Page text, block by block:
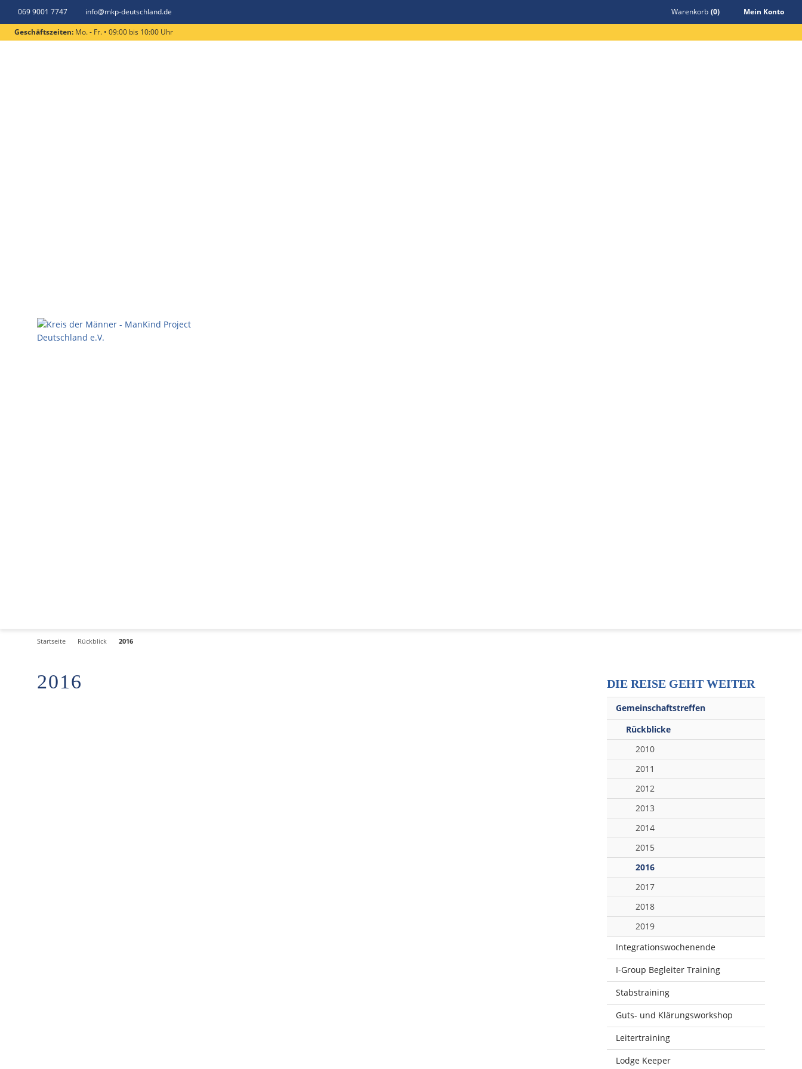
069 9001 7747 info@mkp-deutschland.de Mein Konto
Warenkorb (0)
Geschäftszeiten: Mo. - Fr. • 09:00 bis 10:00 Uhr
Startseite Rückblick 2016
DIE REISE GEHT WEITER
Gemeinschaftstreffen
Rückblicke
2010
2011
2012
2013
2014
2015
2016
2017
2018
2019
Integrationswochenende
I-Group Begleiter Training
Stabstraining
Guts- und Klärungsworkshop
Leitertraining
Lodge Keeper
2016